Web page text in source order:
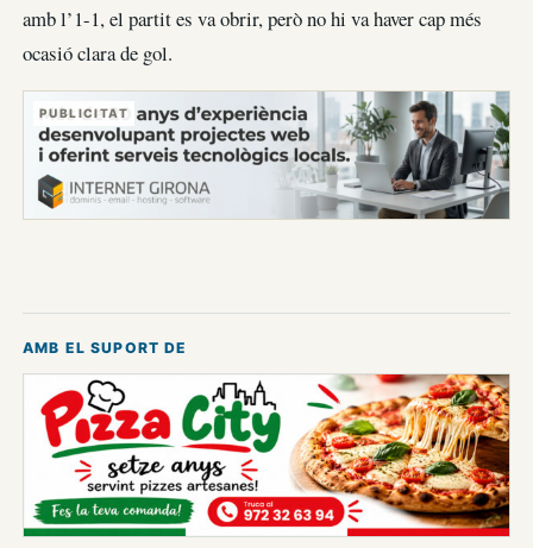
amb l’1-1, el partit es va obrir, però no hi va haver cap més
ocasió clara de gol.
PUBLICITAT
AMB EL SUPORT DE